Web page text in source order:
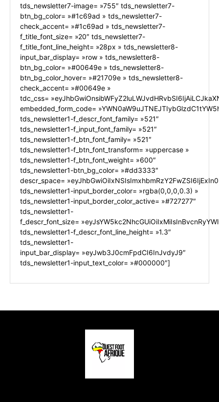
tds_newsletter7-image= »755″ tds_newsletter7-
btn_bg_color= »#1c69ad » tds_newsletter7-
check_accent= »#1c69ad » tds_newsletter7-
f_title_font_size= »20″ tds_newsletter7-
f_title_font_line_height= »28px » tds_newsletter8-
input_bar_display= »row » tds_newsletter8-
btn_bg_color= »#00649e » tds_newsletter8-
btn_bg_color_hover= »#21709e » tds_newsletter8-
check_accent= »#00649e »
tdc_css=
embedded_form_code=
tds_newsletter1-f_descr_font_family= »521″
tds_newsletter1-f_input_font_family= »521″
tds_newsletter1-f_btn_font_family= »521″
tds_newsletter1-f_btn_font_transform= »uppercase »
tds_newsletter1-f_btn_font_weight= »600″
tds_newsletter1-btn_bg_color= »#dd3333″
descr_space=
tds_newsletter1-input_border_color= »rgba(0,0,0,0.3) »
tds_newsletter1-input_border_color_active= »#727277″
tds_newsletter1-
f_descr_font_size=
tds_newsletter1-f_descr_font_line_height= »1.3″
tds_newsletter1-
input_bar_display= »eyJwb3J0cmFpdCI6InJvdyJ9″
tds_newsletter1-input_text_color= »#000000″]